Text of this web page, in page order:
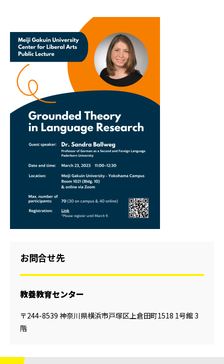
お問合せ先
教養教育センター
〒244-8539 神奈川県横浜市戸塚区上倉田町1518 1号館 3
階